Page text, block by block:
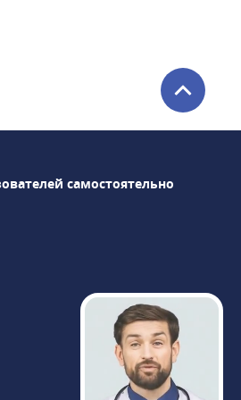
350 специалистов по
Тл, компьютерные
доступны
пройти
в любой день
сотрудничает с
являясь
самостоятельно